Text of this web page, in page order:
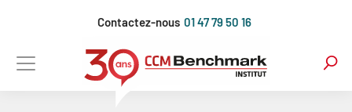
principal
Contactez-nous 01 47 79 50 16